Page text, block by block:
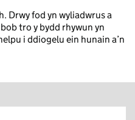
Drwy fod yn wyliadwrus a
tro y bydd rhywun yn
i ddiogelu ein hunain a’n